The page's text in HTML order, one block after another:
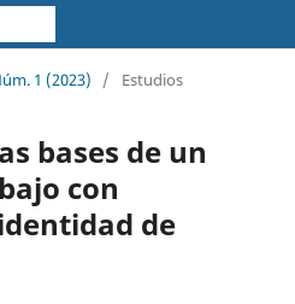
1 (2023) / Estudios
bases de un
con
de